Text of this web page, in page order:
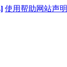
使用帮助网站声明